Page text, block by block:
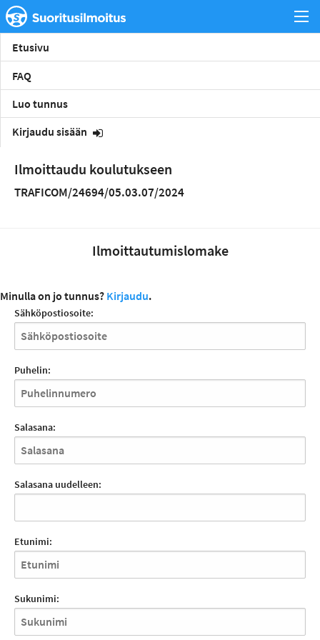
Etusivu
FAQ
Luo tunnus
Kirjaudu sisään
Ilmoittaudu koulutukseen
TRAFICOM/24694/05.03.07/2024
Ilmoittautumislomake
Minulla on jo tunnus? Kirjaudu.
Sähköpostiosoite:
Puhelin:
Salasana:
Salasana uudelleen:
Etunimi:
Sukunimi: